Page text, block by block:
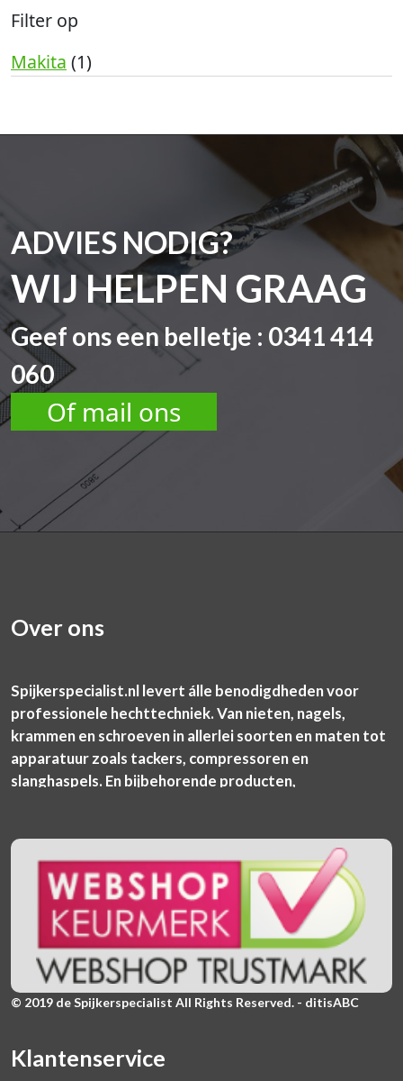
Filter op
Makita (1)
ADVIES NODIG?
WIJ HELPEN GRAAG
Geef ons een belletje : 0341 414
060
Of mail ons
Over ons
Spijkerspecialist.nl levert álle benodigdheden voor
professionele hechttechniek. Van nieten, nagels,
krammen en schroeven in allerlei soorten en maten tot
apparatuur zoals tackers, compressoren en
slanghaspels. En bijbehorende producten,
© 2019 de Spijkerspecialist All Rights Reserved. - ditisABC
Klantenservice